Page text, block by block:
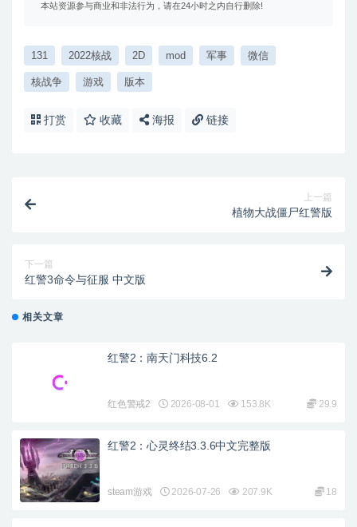
本站资源参与商业和非法行为，请在24小时之内自行删除!
131 2022核战 2D mod 军事 微信
核战争 游戏 版本
打赏 收藏 海报 链接
上一篇
植物大战僵尸红警版
下一篇
红警3命令与征服 中文版
相关文章
红警2：南天门科技6.2
红色警戒2 2026-08-01 153.8K 29.9
红警2：心灵终结3.3.6中文完整版
steam游戏 2026-07-26 207.9K 18